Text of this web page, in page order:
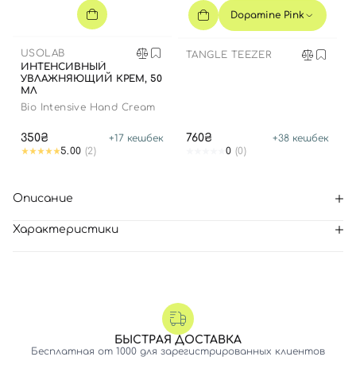
USOLAB
ИНТЕНСИВНЫЙ
УВЛАЖНЯЮЩИЙ КРЕМ, 50
МЛ
Bio Intensive Hand Cream
350₴ +17 кешбек
5.00 (2)
Dopamine Pink
TANGLE TEEZER
760₴ +38 кешбек
0 (0)
Описание
Характеристики
БЫСТРАЯ ДОСТАВКА
Бесплатная от 1000 для зарегистрированных клиентов